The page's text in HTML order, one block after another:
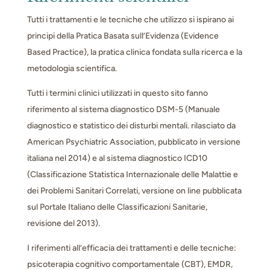
Tutti i trattamenti e le tecniche che utilizzo si ispirano ai
principi della Pratica Basata sull’Evidenza (Evidence
Based Practice), la pratica clinica fondata sulla ricerca e la
metodologia scientifica.
Tutti i termini clinici utilizzati in questo sito fanno
riferimento al sistema diagnostico DSM-5 (Manuale
diagnostico e statistico dei disturbi mentali. rilasciato da
American Psychiatric Association, pubblicato in versione
italiana nel 2014) e al sistema diagnostico ICD10
(Classificazione Statistica Internazionale delle Malattie e
dei Problemi Sanitari Correlati, versione on line pubblicata
sul Portale Italiano delle Classificazioni Sanitarie,
revisione del 2013).
I riferimenti all’efficacia dei trattamenti e delle tecniche:
psicoterapia cognitivo comportamentale (CBT), EMDR,